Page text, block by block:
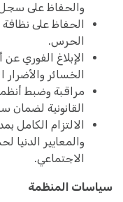
والحفاظ على
الحفاظ على
الحرس.
الإبلاغ الفوري
الخسائر
مراقبة وضبط
القانونية لضمان
الالتزام الكامل
والمعايير الدنيا
الاجتماعي.
سياسات المنظمة